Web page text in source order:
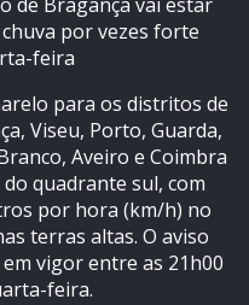
por vezes forte
feira
para os distritos de
Viseu, Porto, Guarda,
Aveiro e Coimbra
quadrante sul, com
por hora (km/h) no
terras altas. O aviso
vigor entre as 21h00
feira.